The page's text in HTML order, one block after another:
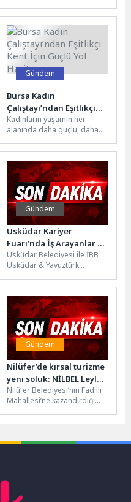
çalışmalar kapsamında,
Tahtalı ve Ürünlü
mahallelerinde toplam 2...
Gündem
Bursa Kadın
Çalıştayı’ndan Eşitlikçi
Kent İçin Güçlü Yol
Haritası
Kadınların yaşamın her
alanında daha güçlü, daha
olması için çalışmalarını
kararlılıkla...
Gündem
Üsküdar Kariyer
Fuarı’nda İş Arayanlar ve
İşverenler Buluştu
Üsküdar Belediyesi ile İBB
Üsküdar & Yavuztürk
birliğinde düzenlenen
“Üsküdar Kariyer...
Gündem
Nilüfer’de kırsal turizme
yeni soluk: NİLBEL Leylek
Kafe & Restoran açıldı
Nilüfer Belediyesi’nin Fadıllı
Mahallesi’ne kazandırdığı
Açılışta...